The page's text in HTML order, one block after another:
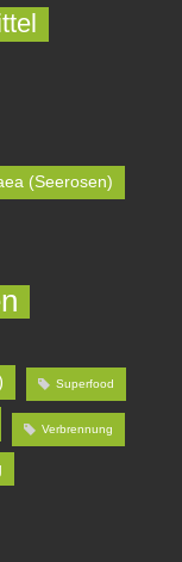
(Seerosen)
Superfood
Verbrennung